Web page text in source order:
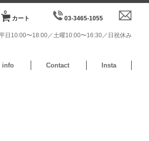
カート
0
03-3465-1055
日10:00〜18:00／土曜10:00〜16:30／日祝休み
info Contact Insta